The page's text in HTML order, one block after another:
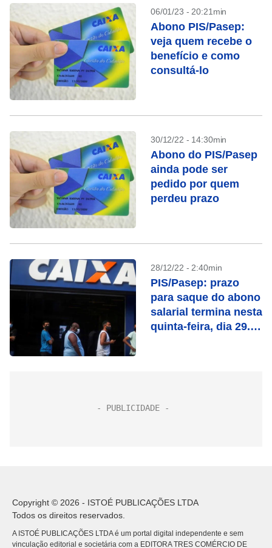
06/01/23 - 20:21min
Abono PIS/Pasep:
veja quem recebe o
benefício e como
consultá-lo
30/12/22 - 14:30min
Abono do PIS/Pasep
ainda pode ser
pedido por quem
perdeu prazo
28/12/22 - 2:40min
PIS/Pasep: prazo
para saque do abono
salarial termina nesta
quinta-feira, dia 29.
Copyright © 2026 - ISTOÉ PUBLICAÇÕES LTDA
Todos os direitos reservados.
A ISTOÉ PUBLICAÇÕES LTDA é um portal digital independente e sem
vinculação editorial e societária com a EDITORA TRES COMÉRCIO DE